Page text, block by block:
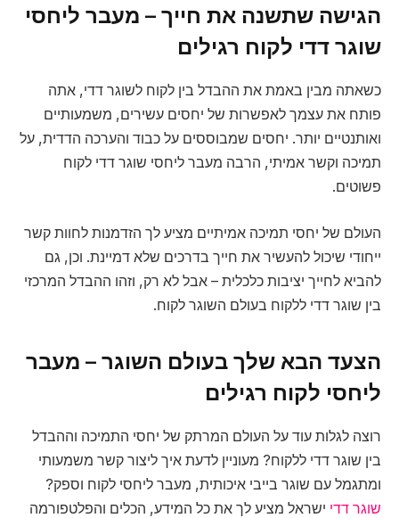
הגישה שתשנה את חייך – מעבר ליחסי
שוגר דדי לקוח רגילים
כשאתה מבין באמת את ההבדל בין לקוח לשוגר דדי, אתה
פותח את עצמך לאפשרות של יחסים עשירים, משמעותיים
ואותנטיים יותר. יחסים שמבוססים על כבוד והערכה הדדית, על
תמיכה וקשר אמיתי, הרבה מעבר ליחסי שוגר דדי לקוח
פשוטים.
העולם של יחסי תמיכה אמיתיים מציע לך הזדמנות לחוות קשר
ייחודי שיכול להעשיר את חייך בדרכים שלא דמיינת. וכן, גם
להביא לחייך יציבות כלכלית – אבל לא רק, וזהו ההבדל המרכזי
בין שוגר דדי ללקוח בעולם השוגר לקוח.
הצעד הבא שלך בעולם השוגר – מעבר
ליחסי לקוח רגילים
רוצה לגלות עוד על העולם המרתק של יחסי התמיכה וההבדל
בין שוגר דדי ללקוח? מעוניין לדעת איך ליצור קשר משמעותי
ומתגמל עם שוגר בייבי איכותית, מעבר ליחסי לקוח וספק?
שוגר דדי ישראל מציע לך את כל המידע, הכלים והפלטפורמה